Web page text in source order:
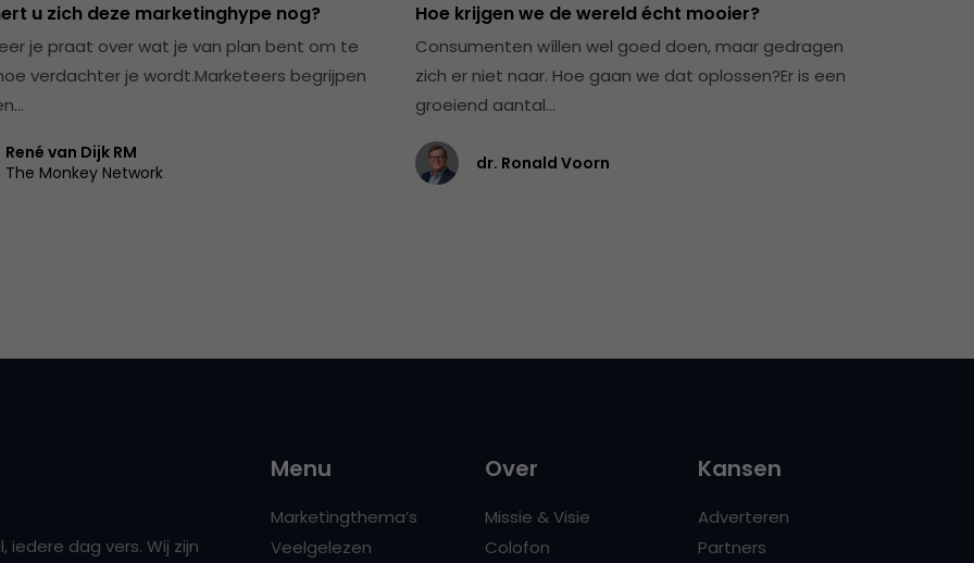
u zich deze marketinghype nog?
je praat over wat je van plan bent om te
verdachter je wordt.Marketeers begrijpen
René van Dijk RM
The Monkey Network
Hoe krijgen we de wereld écht mooier?
Consumenten wíllen wel goed doen, maar gedragen
zich er niet naar. Hoe gaan we dat oplossen?Er is een
groeiend aantal…
dr. Ronald Voorn
dag vers. Wij zijn
Menu
Marketingthema’s
Veelgelezen
Over
Missie & Visie
Colofon
Kansen
Adverteren
Partners